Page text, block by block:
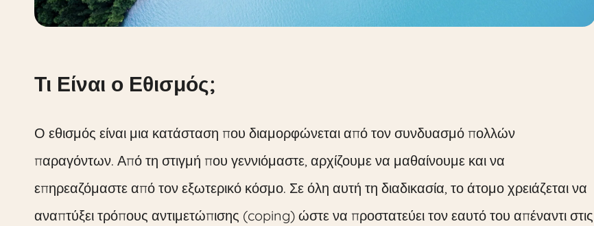
Τι Είναι ο Εθισμός;
Ο εθισμός είναι μια κατάσταση που διαμορφώνεται από τον συνδυασμό πολλών
παραγόντων. Από τη στιγμή που γεννιόμαστε, αρχίζουμε να μαθαίνουμε και να
επηρεαζόμαστε από τον εξωτερικό κόσμο. Σε όλη αυτή τη διαδικασία, το άτομο χρειάζεται να
αναπτύξει τρόπους αντιμετώπισης (coping) ώστε να προστατεύει τον εαυτό του απέναντι στις